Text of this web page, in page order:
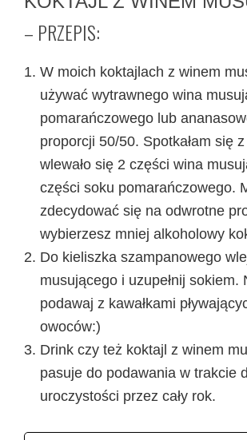
– PRZEPIS:
W moich koktajlach z winem
używać wytrawnego wina
pomarańczowego lub
proporcji 50/50. Spotkałam się
wlewało się 2 części wina
części soku pomarańczowego.
zdecydować się na odwrotne
wybierzesz mniej alkoholowy
Do kieliszka szampanowego
musującego i uzupełnij sokiem.
podawaj z kawałkami
owoców:)
Drink czy też koktajl z winem
pasuje do podawania w trakcie
uroczystości przez cały rok.